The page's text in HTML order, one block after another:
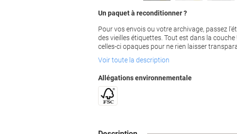
Un paquet à reconditionner ?
Pour vos envois ou votre archivage, passez
des vieilles étiquettes. Tout est dans la
celles-ci opaques pour ne rien laisser
Voir toute la description
Allégations environnementale